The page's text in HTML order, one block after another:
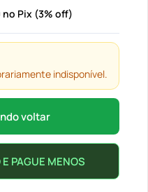
no Pix (3% off)
indisponível.
voltar
PAGUE MENOS